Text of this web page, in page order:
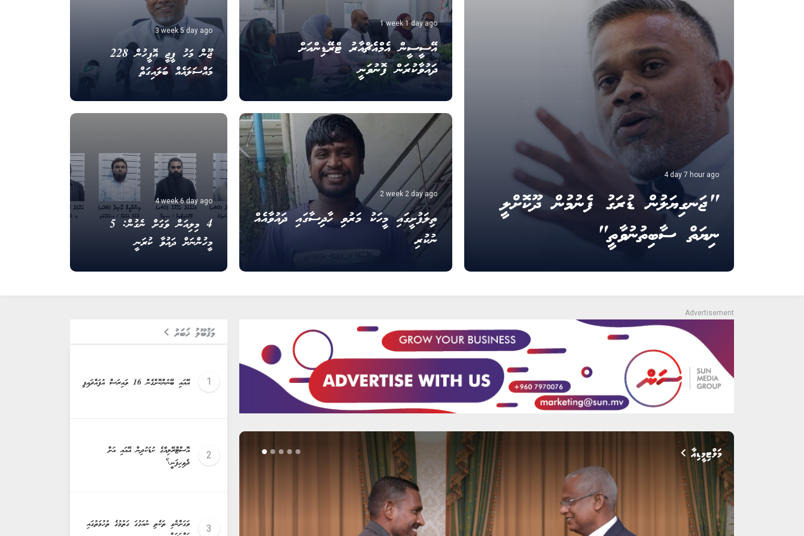
4 day 7 hour ago
"ޖަނގިޔަލުން ޑުރަގު ފެނުމުން ދޫކޮށްލީ
ނިޔަތް ސާބިތުނުވާތީ"
1 week 1 day ago
އޭސީސީން އެމްއެޗްއާރު ޓްރޭޑިންއަށް
ދައުވާކުރަން ފޮނުވަނީ
2 week 2 day ago
ތިލަފުށީގައި މީހަކު މަރުވި ހާދިސާގައި ދައުވާއެއް
ނުކުރި
3 week 5 day ago
ޖޫން މަހު ޕީޖީ އޮފީހުން 228
މައްސަލައެއް ބަލައިގަތް
4 week 6 day ago
4 މިލިއަން ވަގަށް ނެގުން: 5
މީހުންނަށް ދައުވާ ކުރަނީ
މަލްޓިމީޑިއާ
މަޤުބޫލު ޚަބަރު
އޭއައި ބޭނުންކޮށްގެން 16 ވައިރަސް އުފައްދައިފި
އޮސްޓްރޭލިއާގެ ކުޑަކުދިން އޭއައި އަށް
ދެވިހިފަނީ؟
ވަގަށްނެގި ތަކެތި ނުއަގުގަ ގަތުމުގެ ތުހުމަތުގައި